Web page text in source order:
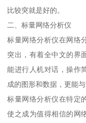
比较突就是好的。
二、标量网络分析仪
标量网络分析仪在网络
突出，有着全中文的界
能进行人机对话，操作
成的图形和数据，更能
标量网络分析仪在特定
使之成为值得相信的网